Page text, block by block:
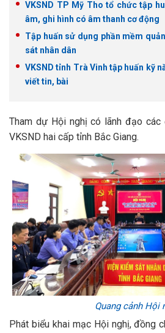
VKSND TP Mỹ Tho tổ chức tập
âm, ghi hình có âm thanh cơ động
Tập huấn sử dụng phần mềm
sát nhân dân
VKSND tỉnh Trà Vinh tập huấn kỹ
viết tin, bài
Tham dự Hội nghị có lãnh đạo
VKSND hai cấp tỉnh Bắc Giang.
Quang cảnh Hội
Phát biểu khai mạc Hội nghị, đồng